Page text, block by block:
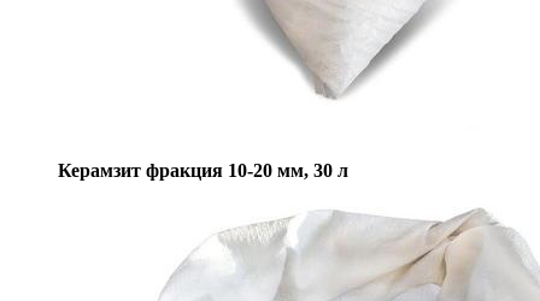
Керамзит фракция 10-20 мм, 30 л